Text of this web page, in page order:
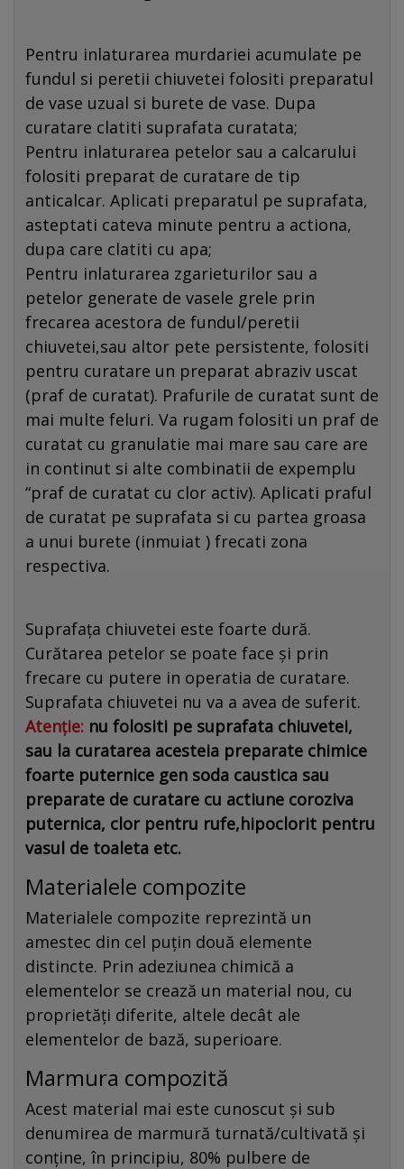
Pentru inlaturarea murdariei acumulate pe
fundul si peretii chiuvetei folositi preparatul
de vase uzual si burete de vase. Dupa
curatare clatiti suprafata curatata;
Pentru inlaturarea petelor sau a calcarului
folositi preparat de curatare de tip
anticalcar. Aplicati preparatul pe suprafata,
asteptati cateva minute pentru a actiona,
dupa care clatiti cu apa;
Pentru inlaturarea zgarieturilor sau a
petelor generate de vasele grele prin
frecarea acestora de fundul/peretii
chiuvetei,sau altor pete persistente, folositi
pentru curatare un preparat abraziv uscat
(praf de curatat). Prafurile de curatat sunt de
mai multe feluri. Va rugam folositi un praf de
curatat cu granulatie mai mare sau care are
in continut si alte combinatii de expemplu
“praf de curatat cu clor activ). Aplicati praful
de curatat pe suprafata si cu partea groasa
a unui burete (inmuiat ) frecati zona
respectiva.
Suprafața chiuvetei este foarte dură.
Curătarea petelor se poate face și prin
frecare cu putere in operatia de curatare.
Suprafata chiuvetei nu va a avea de suferit.
Atenție: nu folositi pe suprafata chiuvetei,
sau la curatarea acesteia preparate chimice
foarte puternice gen soda caustica sau
preparate de curatare cu actiune coroziva
puternica, clor pentru rufe,hipoclorit pentru
vasul de toaleta etc.
Materialele compozite
Materialele compozite reprezintă un
amestec din cel puțin două elemente
distincte. Prin adeziunea chimică a
elementelor se crează un material nou, cu
proprietăți diferite, altele decât ale
elementelor de bază, superioare.
Marmura compozită
Acest material mai este cunoscut și sub
denumirea de marmură turnată/cultivată și
conține, în principiu, 80% pulbere de